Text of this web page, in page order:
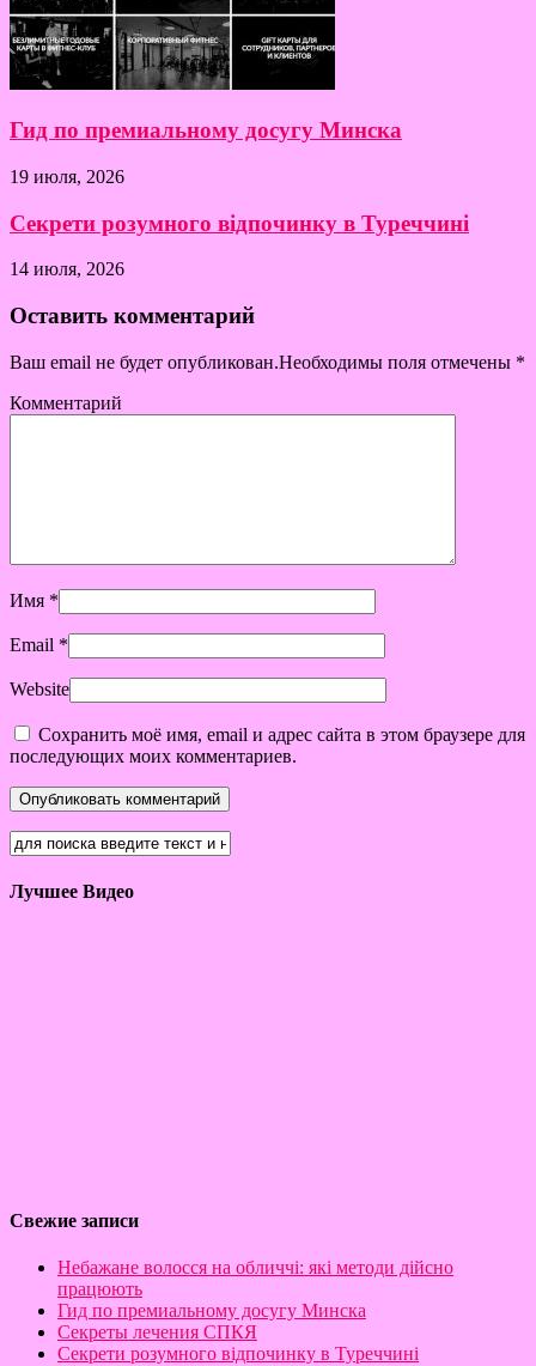
Гид по премиальному досугу Минска
19 июля, 2026
Секрети розумного відпочинку в Туреччині
14 июля, 2026
Оставить комментарий
Ваш email не будет опубликован.Необходимы поля отмечены *
Комментарий
Имя *
Email *
Website
Сохранить моё имя, email и адрес сайта в этом браузере для
последующих моих комментариев.
Лучшее Видео
Свежие записи
Небажане волосся на обличчі: які методи дійсно
працюють
Гид по премиальному досугу Минска
Секреты лечения СПКЯ
Секрети розумного відпочинку в Туреччині